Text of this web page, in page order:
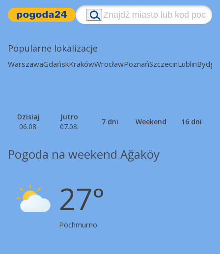
Popularne lokalizacje
WarszawaGdańskKrakówWrocławPoznańSzczecinLublin
Dzisiaj
06.08.
Jutro
07.08.
7 dni Weekend 16 dni
Pogoda na weekend Ağaköy
27°
Pochmurno